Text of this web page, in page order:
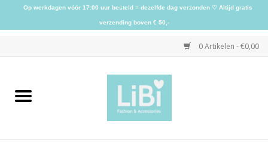
0 Artikelen - €0,00
Home
Op werkdagen vóór 17:00 uur besteld = dezelfde dag verzonden ♡ Altijd gratis
verzending boven € 50,-